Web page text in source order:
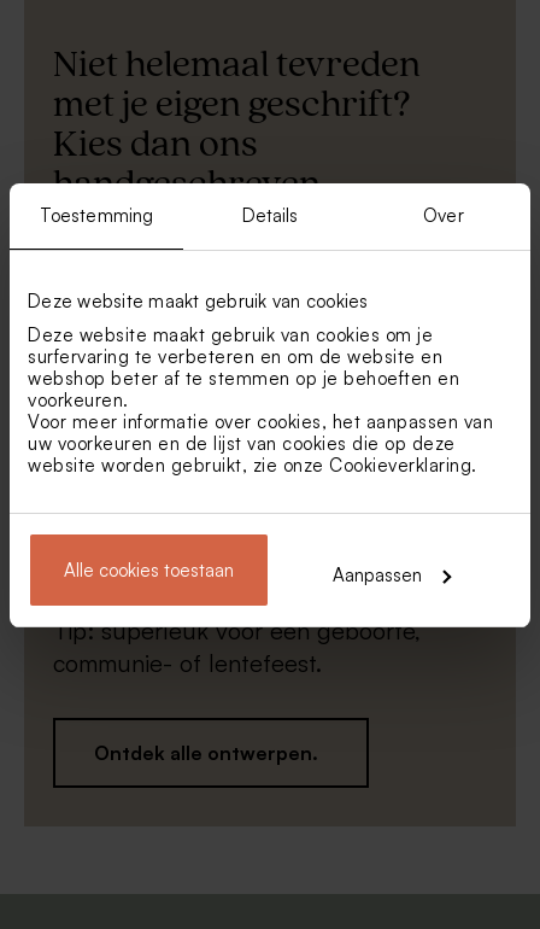
Toestemming Details Over
Deze website maakt gebruik van cookies
Deze website maakt gebruik van cookies om je
surfervaring te verbeteren en om de website en
webshop beter af te stemmen op je behoeften en
voorkeuren.
Voor meer informatie over cookies, het aanpassen van
uw voorkeuren en de lijst van cookies die op deze
website worden gebruikt, zie onze Cookieverklaring.
Alle cookies toestaan Aanpassen
Niet helemaal tevreden
met je eigen geschrift?
Kies dan ons
handgeschreven
lettertype.
Is het resultaat toch niet helemaal zoals
je had gehoopt, of wil je echt een
kinderhandschrift nabootsen? Kies dan
in onze editor voor
het lettertype
'Bimbo'. Zo behoud je toch het
persoonlijke gevoel van een
perfect is.
Tip: superleuk voor een geboorte,
communie- of lentefeest.
Ontdek alle ontwerpen.